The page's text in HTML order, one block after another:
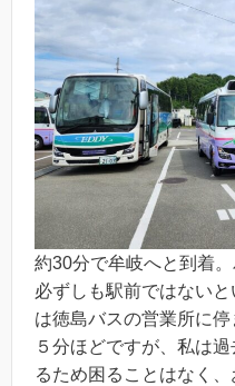
約30分で牟岐へと到着
必ずしも駅前ではない
は徳島バスの営業所に
５分ほどですが、私は
るため困ることはなく